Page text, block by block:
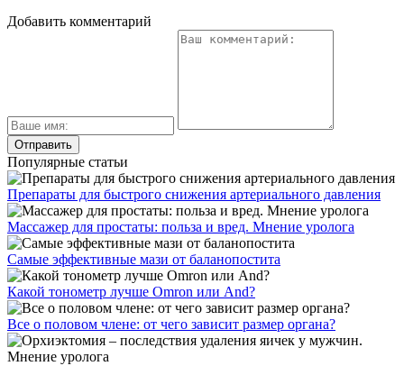
Добавить комментарий
Популярные статьи
Препараты для быстрого снижения артериального давления
Массажер для простаты: польза и вред. Мнение уролога
Самые эффективные мази от баланопостита
Какой тонометр лучше Omron или And?
Все о половом члене: от чего зависит размер органа?